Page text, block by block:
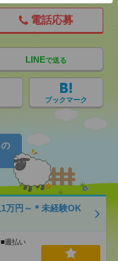
電話応募
LINEで送る
ブックマーク
万円～＊未経験OK
週払い